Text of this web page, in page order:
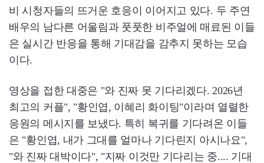
비 시청자들의 뜨거운 호응이 이어지고 있다. 두 주연
배우의 남다른 어울림과 풋풋한 비주얼에 매료된 이들
은 실시간 반응을 통해 기대감을 감추지 못하는 모습
이다.
영상을 접한 대중은 "와 진짜 못 기다리겠다. 2026년
최고의 커플", "황인엽, 이혜리 화이팅"이라며 열렬한
응원의 메시지를 보냈다. 특히 복귀를 기다려온 이들
은 "황인엽, 내가 그대를 얼마나 기다린지 아시나요",
"와 진짜 대박이다", "지짜 이것만 기다리는 중.... 기대